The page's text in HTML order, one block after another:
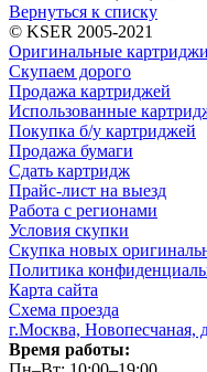
Вернуться к списку
© KSER 2005-2021
Оригинальные картриджи
Скупаем дорого
Продажа картриджей
Использованные
Покупка б/у картриджей
Продажа бумаги
Сдать картридж
Прайс-лист на выезд
Работа с регионами
Условия скупки
Скупка новых
Политика
Карта сайта
Схема проезда
г.Москва, Новопесчаная,
Время работы: